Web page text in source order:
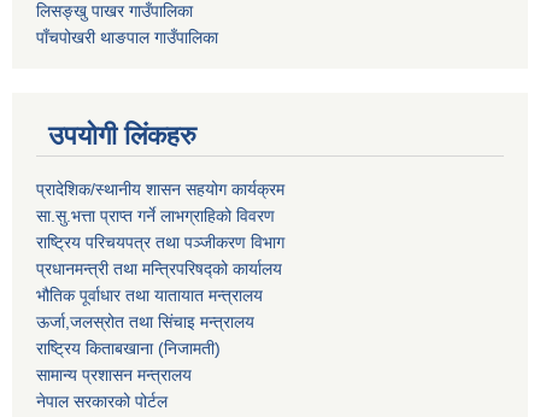
लिसङ्खु पाखर गाउँपालिका
पाँचपोखरी थाङपाल गाउँपालिका
उपयोगी लिंकहरु
प्रादेशिक/स्थानीय शासन सहयोग कार्यक्रम
सा.सु.भत्ता प्राप्त गर्ने लाभग्राहिको विवरण
राष्ट्रिय परिचयपत्र तथा पञ्‍जीकरण विभाग
प्रधानमन्त्री तथा मन्त्रिपरिषद्को कार्यालय
भौतिक पूर्वाधार तथा यातायात मन्त्रालय
ऊर्जा,जलस्रोत तथा सिंचाइ मन्त्रालय
राष्ट्रिय किताबखाना (निजामती)
सामान्य प्रशासन मन्त्रालय
नेपाल सरकारको पोर्टल